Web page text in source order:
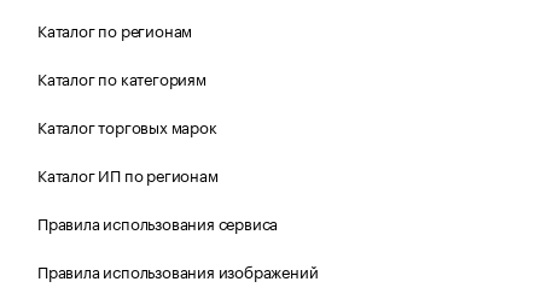
Каталог по регионам
Каталог по категориям
Каталог торговых марок
Каталог ИП по регионам
Правила использования сервиса
Правила использования изображений